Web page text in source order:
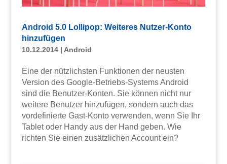
Android 5.0 Lollipop: Weiteres Nutzer-Konto
hinzufügen
10.12.2014| Android
Eine der nützlichsten Funktionen der neusten
Version des Google-Betriebs-Systems Android
sind die Benutzer-Konten. Sie können nicht nur
weitere Benutzer hinzufügen, sondern auch das
vordefinierte Gast-Konto verwenden, wenn Sie Ihr
Tablet oder Handy aus der Hand geben. Wie
richten Sie einen zusätzlichen Account ein?